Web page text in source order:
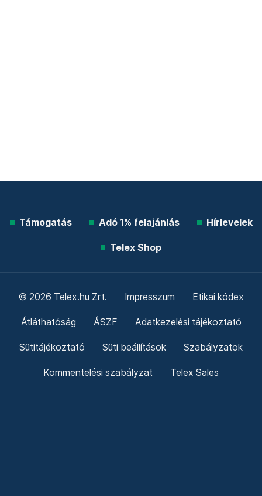
Támogatás Adó 1% felajánlás Hírlevelek
Telex Shop
© 2026 Telex.hu Zrt. Impresszum Etikai kódex
Átláthatóság ÁSZF Adatkezelési tájékoztató
Sütitájékoztató Süti beállítások Szabályzatok
Kommentelési szabályzat Telex Sales